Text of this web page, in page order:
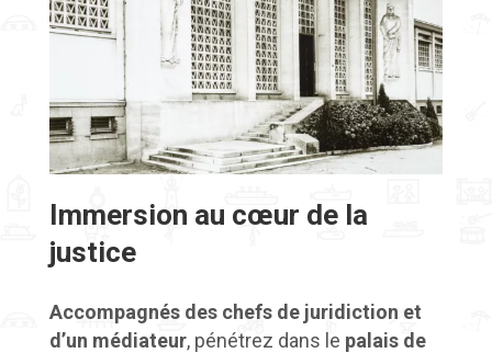
Immersion au cœur de la
justice
Accompagnés des chefs de juridiction et
d’un médiateur, pénétrez dans le palais de